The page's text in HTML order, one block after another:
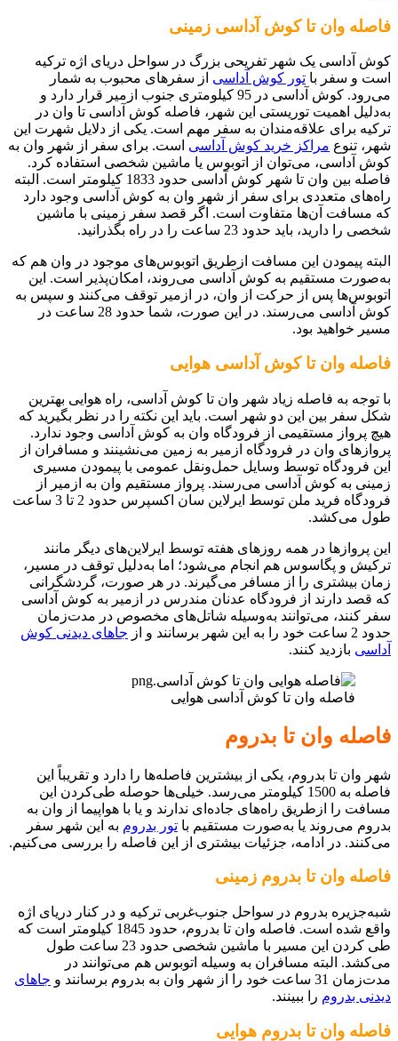
فاصله وان تا کوش آداسی زمینی
کوش آداسی یک شهر تفریحی بزرگ در سواحل دریای اژه ترکیه
است و سفر با تور کوش آداسی از سفرهای محبوب به شمار
می‌رود. کوش آداسی در 95 کیلومتری جنوب ازمیر قرار دارد و
به‌دلیل اهمیت توریستی این شهر، فاصله کوش آداسی تا وان در
ترکیه برای علاقه‌مندان به سفر مهم است. یکی از دلایل شهرت این
شهر، تنوع مراکز خرید کوش آداسی است. برای سفر از شهر وان به
کوش آداسی، می‌توان از اتوبوس یا ماشین شخصی استفاده کرد.
فاصله بین وان تا شهر کوش آداسی حدود 1833 کیلومتر است. البته
راه‌های متعددی برای سفر از شهر وان به کوش آداسی وجود دارد
که مسافت آن‌ها متفاوت است. اگر قصد سفر زمینی با ماشین
شخصی را دارید، باید حدود 23 ساعت را در راه بگذرانید.
البته پیمودن این مسافت ازطریق اتوبوس‌های موجود در وان هم که
به‌صورت مستقیم به کوش آداسی می‌روند، امکان‌پذیر است. این
اتوبوس‌ها پس از حرکت از وان، در ازمیر توقف می‌کنند و سپس به
کوش آداسی می‌رسند. در این‌ صورت، شما حدود 28 ساعت در
مسیر خواهید بود.
فاصله وان تا کوش آداسی هوایی
با توجه به فاصله زیاد شهر وان تا کوش آداسی، راه هوایی بهترین
شکل سفر بین این دو شهر است. باید این نکته را در نظر بگیرید که
هیچ پرواز مستقیمی از فرودگاه وان به کوش آداسی وجود ندارد.
پروازهای وان در فرودگاه ازمیر به زمین می‌نشینند و مسافران از
این فرودگاه توسط وسایل حمل‌و‌نقل عمومی با پیمودن مسیری
زمینی به کوش آداسی می‌رسند. پرواز مستقیم وان به ازمیر از
فرودگاه فرید ملن توسط ایرلاین سان اکسپرس حدود 2 تا 3 ساعت
طول می‌کشد.
این پرواز‌ها در همه روزهای هفته توسط ایرلاین‌های دیگر مانند
ترکیش و پگاسوس هم انجام می‌شود؛ اما به‌دلیل توقف در مسیر،
زمان بیشتری را از مسافر می‌گیرند. در هر صورت، گردشگرانی
که قصد دارند از فرودگاه عدنان مندرس در ازمیر به کوش آداسی
سفر کنند، می‌توانند به‌وسیله شاتل‌های مخصوص در مدت‌زمان
حدود 2 ساعت خود را به این شهر برسانند و از
جاهای دیدنی کوش
آداسی بازدید کنند.
فاصله وان تا کوش آداسی هوایی
فاصله وان تا بدروم
شهر وان تا بدروم، یکی از بیشترین فاصله‌ها را دارد و تقریباً این
فاصله به 1500 کیلومتر می‌رسد. خیلی‌ها حوصله طی‌کردن این
مسافت را ازطریق راه‌های جاده‌ای ندارند و یا با هواپیما از وان به
بدروم می‌روند یا به‌صورت مستقیم با تور بدروم به این شهر سفر
می‌کنند. در ادامه، جزئیات بیشتری از این فاصله را بررسی می‌کنیم.
فاصله وان تا بدروم زمینی
شبه‌جزیره بدروم در سواحل جنوب‌غربی ترکیه و در کنار دریای اژه
واقع شده است. فاصله وان تا بدروم، حدود 1845 کیلومتر است که
طی کردن این مسیر با ماشین شخصی حدود 23 ساعت طول
می‌کشد. البته مسافران به وسیله اتوبوس هم می‌توانند در
مدت‌زمان 31 ساعت خود را از شهر وان به بدروم برسانند و
جاهای
دیدنی بدروم را ببینند.
فاصله وان تا بدروم هوایی